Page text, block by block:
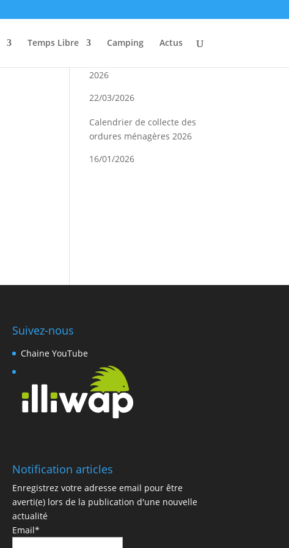
Temps Libre Camping Actus
Actualités
2026
22/03/2026
Calendrier de collecte des
ordures ménagères 2026
16/01/2026
Suivez-nous
Chaine YouTube
Notification articles
Enregistrez votre adresse email pour être
averti(e) lors de la publication d'une nouvelle
actualité
Email*